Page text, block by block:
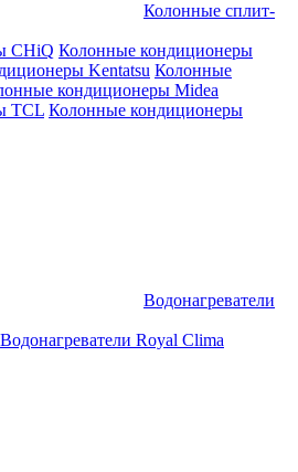
Колонные сплит-
CHiQ Колонные кондиционеры
Kentatsu Колонные
кондиционеры Midea
TCL Колонные кондиционеры
Водонагреватели
Водонагреватели Royal Clima